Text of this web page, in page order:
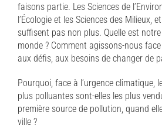
faisons partie. Les Sciences de
l’Écologie et les Sciences des Milieux,
suffisent pas non plus. Quelle est
monde ? Comment agissons-nous
aux défis, aux besoins de changer de
Pourquoi, face à l’urgence climatique,
plus polluantes sont-elles les plus
première source de pollution, quand
ville ?